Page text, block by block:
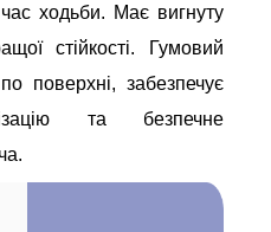
час ходьби. Має вигнуту
стійкості. Гумовий
поверхні, забезпечує
та безпечне